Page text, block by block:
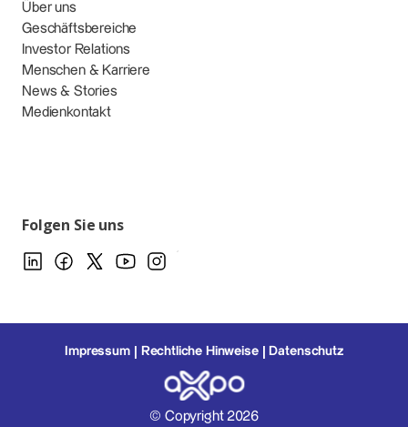
Über uns
Geschäftsbereiche
Investor Relations
Menschen & Karriere
News & Stories
Medienkontakt
Folgen Sie uns
Impressum Rechtliche Hinweise Datenschutz
© Copyright 2026